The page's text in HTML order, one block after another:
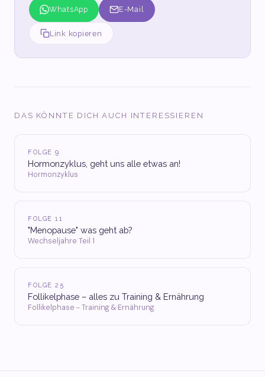
WhatsApp E-Mail
Link kopieren
DAS KÖNNTE DICH AUCH INTERESSIEREN
FOLGE 9
Hormonzyklus, geht uns alle etwas an!
Hormonzyklus
FOLGE 11
"Menopause" was geht ab?
Wechseljahre Teil 1
FOLGE 25
Follikelphase – alles zu Training & Ernährung
Follikelphase - Training & Ernährung